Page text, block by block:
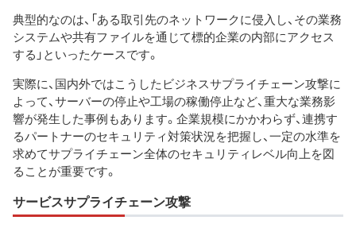
典型的なのは、「ある取引先のネットワークに侵入し、その業務
システムや共有ファイルを通じて標的企業の内部にアクセス
する」といったケースです。
実際に、国内外ではこうしたビジネスサプライチェーン攻撃に
よって、サーバーの停止や工場の稼働停止など、重大な業務影
響が発生した事例もあります。企業規模にかかわらず、連携す
るパートナーのセキュリティ対策状況を把握し、一定の水準を
求めてサプライチェーン全体のセキュリティレベル向上を図
ることが重要です。
サービスサプライチェーン攻撃